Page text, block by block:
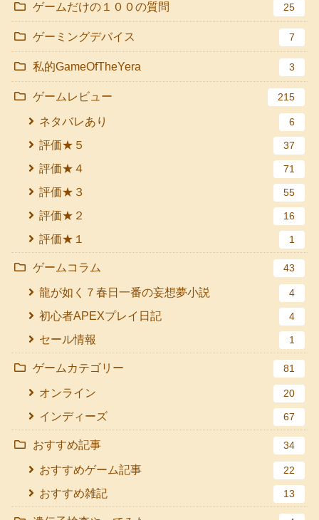
ゲームだけの１００の質問 25
ゲーミングデバイス 7
私的GameOfTheYera 3
ゲームレビュー 215
ネタバレあり 6
評価★５ 37
評価★４ 71
評価★３ 55
評価★２ 16
評価★１ 1
ゲームコラム 43
龍が如く７春日一番の妄想夢小説 4
初心者APEXプレイ日記 4
セール情報 1
ゲームカテゴリー 81
オンライン 20
インディーズ 67
おすすめ記事 34
おすすめゲーム記事 22
おすすめ雑記 13